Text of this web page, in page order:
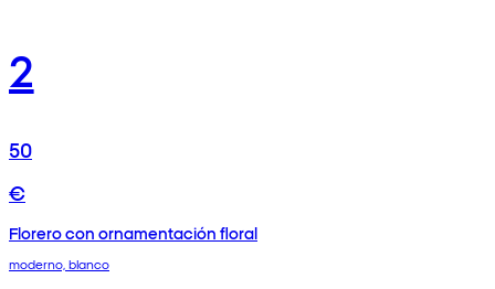
2
50
€
Florero con ornamentación floral
moderno, blanco